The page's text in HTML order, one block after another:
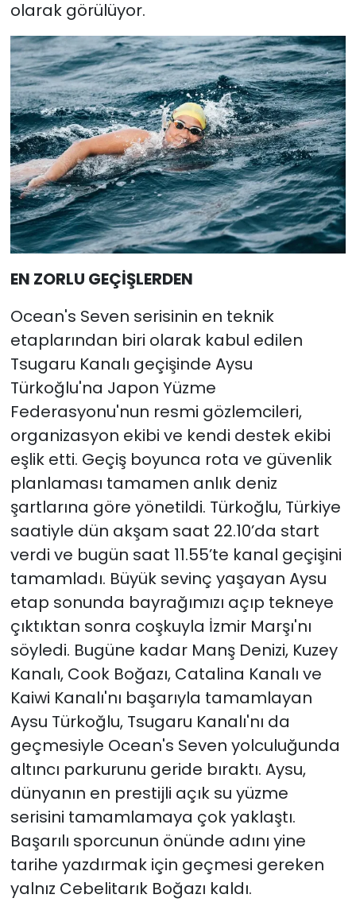
olarak görülüyor.
EN ZORLU GEÇİŞLERDEN
Ocean's Seven serisinin en teknik
etaplarından biri olarak kabul edilen
Tsugaru Kanalı geçişinde Aysu
Türkoğlu'na Japon Yüzme
Federasyonu'nun resmi gözlemcileri,
organizasyon ekibi ve kendi destek ekibi
eşlik etti. Geçiş boyunca rota ve güvenlik
planlaması tamamen anlık deniz
şartlarına göre yönetildi. Türkoğlu, Türkiye
saatiyle dün akşam saat 22.10’da start
verdi ve bugün saat 11.55’te kanal geçişini
tamamladı. Büyük sevinç yaşayan Aysu
etap sonunda bayrağımızı açıp tekneye
çıktıktan sonra coşkuyla İzmir Marşı'nı
söyledi. Bugüne kadar Manş Denizi, Kuzey
Kanalı, Cook Boğazı, Catalina Kanalı ve
Kaiwi Kanalı'nı başarıyla tamamlayan
Aysu Türkoğlu, Tsugaru Kanalı'nı da
geçmesiyle Ocean's Seven yolculuğunda
altıncı parkurunu geride bıraktı. Aysu,
dünyanın en prestijli açık su yüzme
serisini tamamlamaya çok yaklaştı.
Başarılı sporcunun önünde adını yine
tarihe yazdırmak için geçmesi gereken
yalnız Cebelitarık Boğazı kaldı.